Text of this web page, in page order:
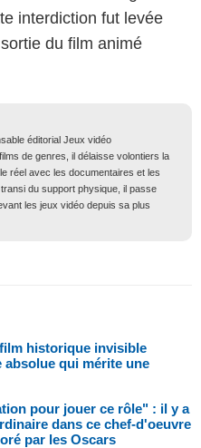
interdiction fut levée
du film animé
éditorial Jeux vidéo
de genres, il délaisse volontiers la
réel avec les documentaires et les
du support physique, il passe
les jeux vidéo depuis sa plus
historique invisible
absolue qui mérite une
pour jouer ce rôle" : il y a
dans ce chef-d'oeuvre
par les Oscars